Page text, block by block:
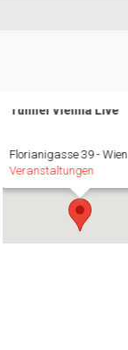
Tunnel Vienna Live
Florianigasse 39 - Wien
Veranstaltungen